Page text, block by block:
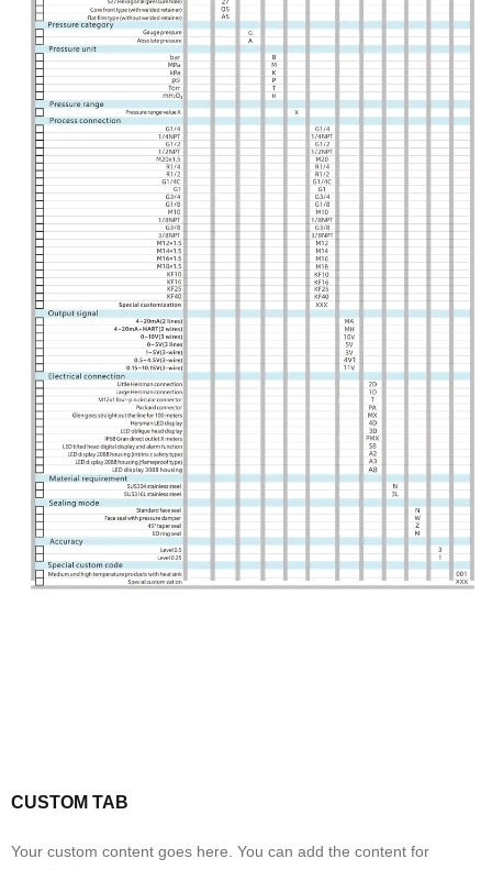
CUSTOM TAB
Your custom content goes here. You can add the content for